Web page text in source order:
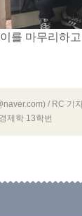
를 마무리하
/ RC 기
제학 13학번